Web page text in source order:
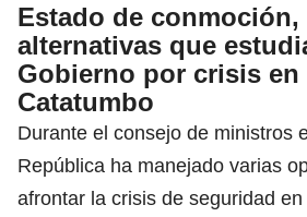
Estado de conmoción,
alternativas que
Gobierno por crisis en
Catatumbo
Durante el consejo de ministros
República ha manejado varias
afrontar la crisis de seguridad